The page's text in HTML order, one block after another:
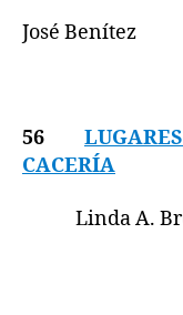
José Benítez
56
CACERÍA
Linda A.